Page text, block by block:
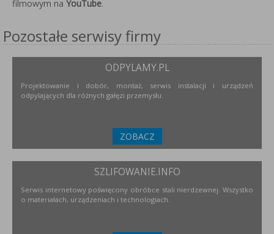
filmowym na YouTube.
Pozostałe serwisy firmy
ODPYLAMY.PL
Projektowanie i dobór, montaż, serwis instalacji i urządzeń
odpylających dla różnych gałęzi przemysłu.
ZOBACZ
SZLIFOWANIE.INFO
Serwis internetowy poświęcony obróbce stali nierdzewnej. Wszystko
o materiałach, urządzeniach i technologiach.